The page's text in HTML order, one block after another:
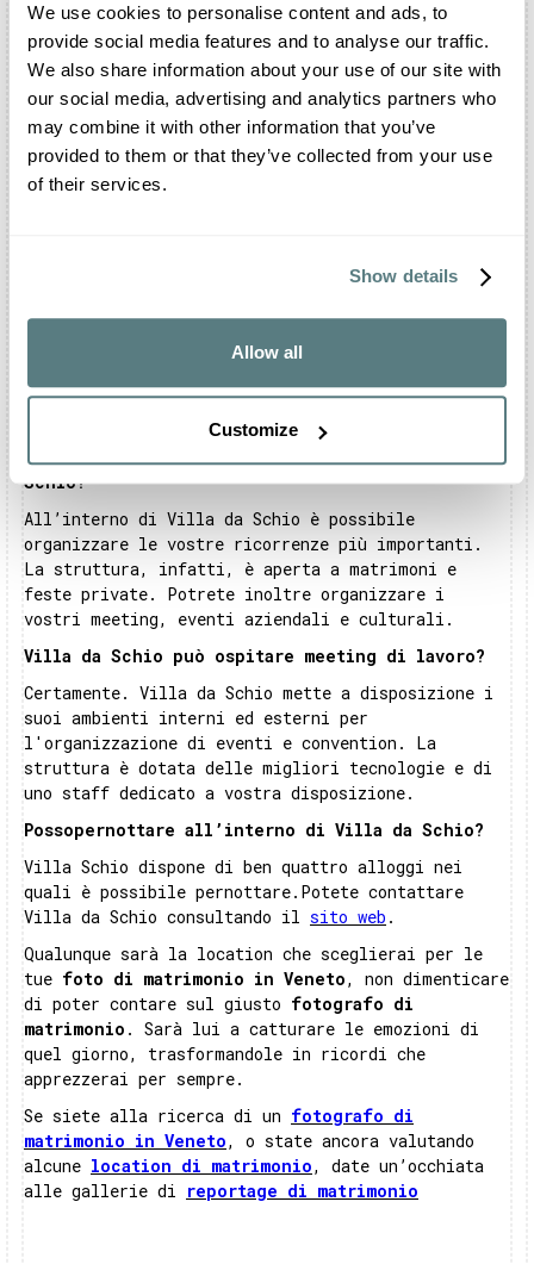
We use cookies to personalise content and ads, to
provide social media features and to analyse our traffic.
We also share information about your use of our site with
our social media, advertising and analytics partners who
may combine it with other information that you’ve
provided to them or that they’ve collected from your use
of their services.
Show details
Allow all
Customize
Castelgomberto.
Posso festeggiare il mio matrimonio all’interno
di Villa da Schio?
Certamente. Potrete organizzare lo shooting e il
ricevimento all’interno della struttura e in tutte
le zone annesse. L’intero complesso viene dedicato
in esclusiva alla vostra festa. Inoltre, è
All’interno di Villa da Schio c’è un ristorante?
Villa da Schio non presenta un servizio di
ristorazione interna. Potrà comunque consigliarvi
sprovvisti. Inoltre, la struttura mette a vostra
disposizione la sua cucina.
Quali eventi è possibile festeggiare a Villa da
Schio?
All’interno di Villa da Schio è possibile
organizzare le vostre ricorrenze più importanti.
La struttura, infatti, è aperta a matrimoni e
feste private. Potrete inoltre organizzare i
vostri meeting, eventi aziendali e culturali.
Villa da Schio può ospitare meeting di lavoro?
Certamente. Villa da Schio mette a disposizione i
suoi ambienti interni ed esterni per
l'organizzazione di eventi e convention. La
struttura è dotata delle migliori tecnologie e di
uno staff dedicato a vostra disposizione.
Possopernottare all’interno di Villa da Schio?
Villa Schio dispone di ben quattro alloggi nei
quali è possibile pernottare.Potete contattare
Villa da Schio consultando il sito web .
Qualunque sarà la location che sceglierai per le
tue foto di matrimonio in Veneto, non dimenticare
di poter contare sul giusto fotografo di
matrimonio . Sarà lui a catturare le emozioni di
quel giorno, trasformandole in ricordi che
apprezzerai per sempre.
Se siete alla ricerca di un fotografo di
matrimonio in Veneto, o state ancora valutando
alcune location di matrimonio, date un’occhiata
alle gallerie di
reportage di matrimonio